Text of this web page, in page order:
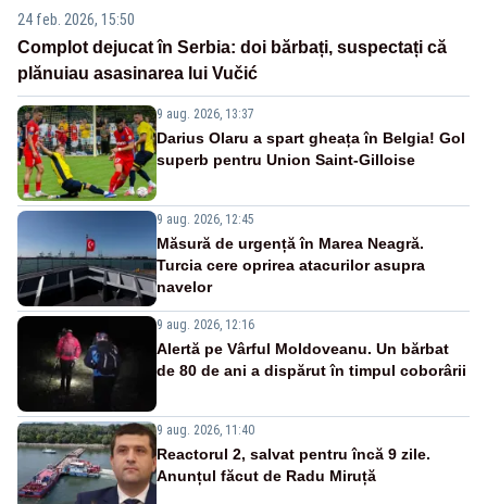
24 feb. 2026, 15:50
Complot dejucat în Serbia: doi bărbați, suspectați că
plănuiau asasinarea lui Vučić
9 aug. 2026, 13:37
Darius Olaru a spart gheața în Belgia! Gol
superb pentru Union Saint-Gilloise
9 aug. 2026, 12:45
Măsură de urgență în Marea Neagră.
Turcia cere oprirea atacurilor asupra
navelor
9 aug. 2026, 12:16
Alertă pe Vârful Moldoveanu. Un bărbat
de 80 de ani a dispărut în timpul coborârii
9 aug. 2026, 11:40
Reactorul 2, salvat pentru încă 9 zile.
Anunțul făcut de Radu Miruță